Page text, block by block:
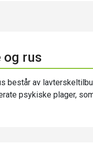
og rus
består av
psykiske plager,